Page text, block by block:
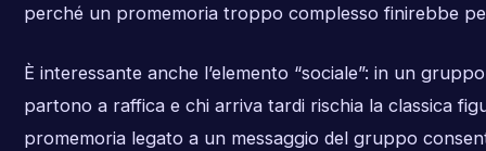
perché un promemoria troppo complesso finirebbe
È interessante anche l’elemento “sociale”: in un
partono a raffica e chi arriva tardi rischia la classica
promemoria legato a un messaggio del gruppo